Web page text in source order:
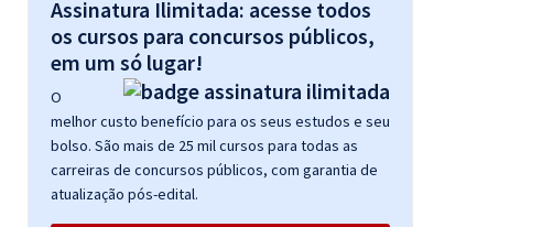
Assinatura Ilimitada: acesse todos
os cursos para concursos públicos,
em um só lugar!
O
melhor custo benefício para os seus estudos e seu
bolso. São mais de 25 mil cursos para todas as
carreiras de concursos públicos, com garantia de
atualização pós-edital.